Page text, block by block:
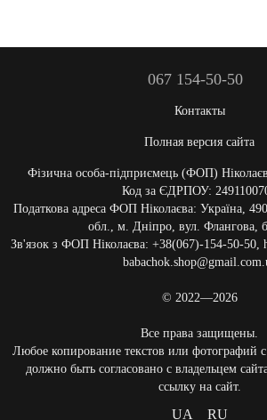
067 154-50-50
Контакты
Полная версия сайта
Фізична особа-підприємець (ФОП)
Код за ЄДРПОУ:
Податкова адреса ФОП Ніколаєва: Україна,
обл., м. Дніпро, вул. Флангова,
Зв'язок з ФОП Ніколаєва: +38(067)-154-50-50,
© 2022—2026
Все права защищены.
Любое копирование текстов или фотографий
должно быть согласовано с владельцем
ссылку на сайт.
UA RU